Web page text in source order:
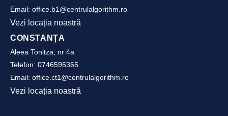
Email: office.b1@centrulalgorithm.ro
Vezi locația noastră
CONSTANȚA
Aleea Tonitza, nr 4a
Telefon: 0746595365
Email: office.ct1@centrulalgorithm.ro
Vezi locația noastră